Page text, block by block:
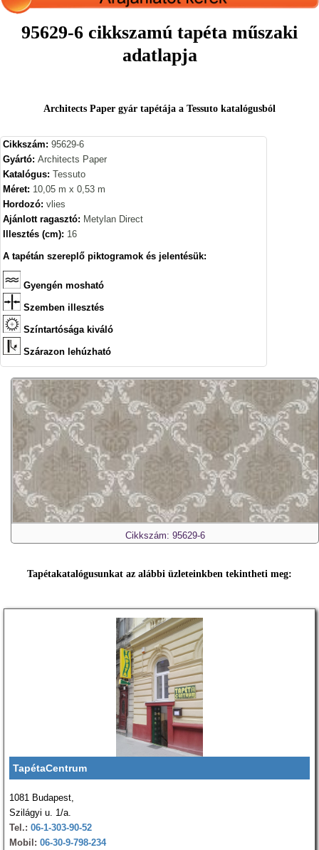
95629-6 cikkszamú tapéta műszaki
adatlapja
Architects Paper gyár tapétája a Tessuto katalógusból
Cikkszám: 95629-6
Gyártó: Architects Paper
Katalógus: Tessuto
Méret: 10,05 m x 0,53 m
Hordozó: vlies
Ajánlott ragasztó: Metylan Direct
Illesztés (cm): 16
A tapétán szereplő piktogramok és jelentésük:
Gyengén mosható
Szemben illesztés
Színtartósága kiváló
Szárazon lehúzható
Cikkszám: 95629-6
Tapétakatalógusunkat az alábbi üzleteinkben tekintheti meg:
TapétaCentrum
1081 Budapest,
Szilágyi u. 1/a.
Tel.: 06-1-303-90-52
Mobil: 06-30-9-798-234